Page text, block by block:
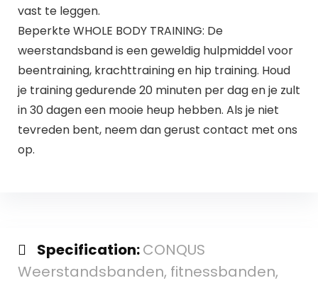
vast te leggen.
Beperkte WHOLE BODY TRAINING: De
weerstandsband is een geweldig hulpmiddel voor
beentraining, krachttraining en hip training. Houd
je training gedurende 20 minuten per dag en je zult
in 30 dagen een mooie heup hebben. Als je niet
tevreden bent, neem dan gerust contact met ons
op.
Specification:CONQUS
Weerstandsbanden, fitnessbanden,